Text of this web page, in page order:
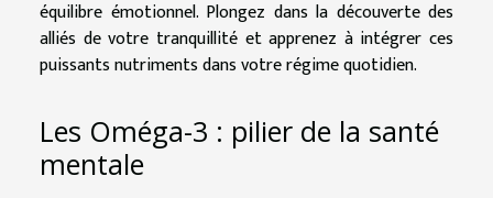
équilibre émotionnel. Plongez dans la découverte des
alliés de votre tranquillité et apprenez à intégrer ces
puissants nutriments dans votre régime quotidien.
Les Oméga-3 : pilier de la santé
mentale